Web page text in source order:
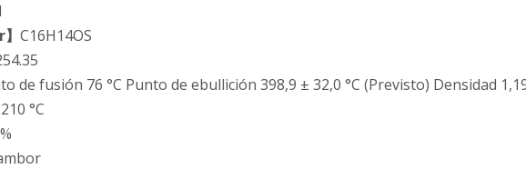
C16H14OS
de fusión 76 °C Punto de ebullición 398,9 ± 32,0 °C (Previsto) Densidad
°C